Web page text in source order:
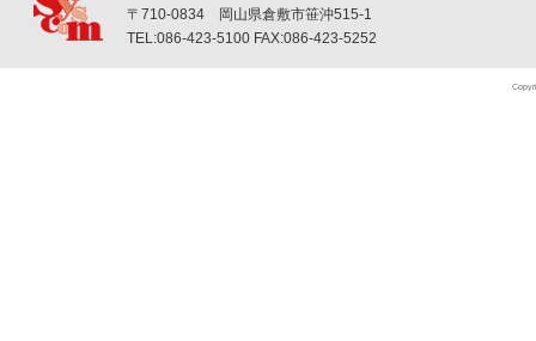
〒710-0834 岡山県倉敷市笹沖515-1
TEL:086-423-5100 FAX:086-423-5252